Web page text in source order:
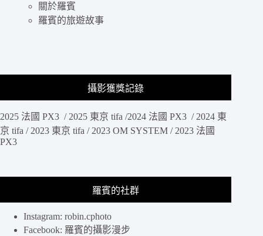
關於羅賓
羅賓的旅遊故事
攝影獲獎記錄
2025 法國 PX3 / 2025 東京 tifa /2024 法國 PX3 / 2024 東
京 tifa / 2023 東京 tifa / 2023 OM SYSTEM / 2023 法國
PX3
羅賓的社群
Instagram: robin.cphoto
Facebook: 羅賓的攝影漫步